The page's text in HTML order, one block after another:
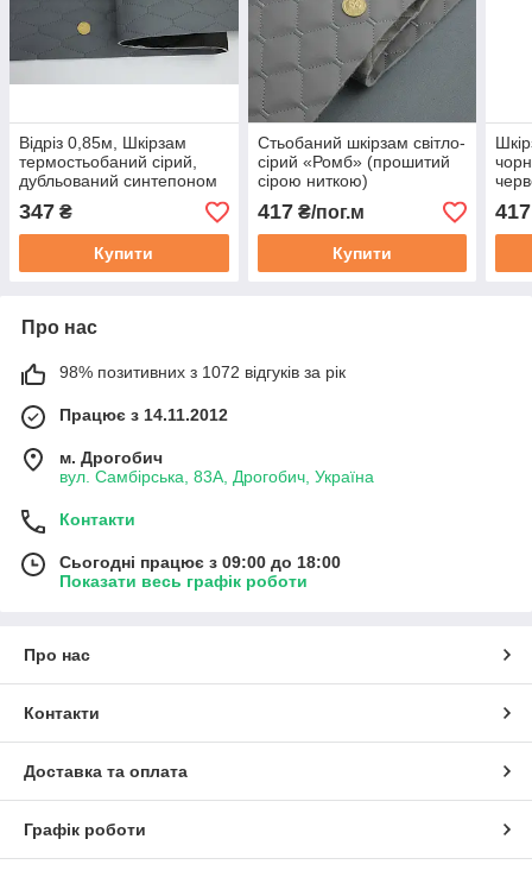
Відріз 0,85м, Шкірзам
термостьобаний сірий,
дубльований синтепоном
1,40 м
347 ₴
Купити
Стьобаний шкірзам світло-
сірий «Ромб» (прошитий
сірою ниткою)
дубльований синтепоном і
флізеліном, шир. 1,35 м
417₴/пог.м
Купити
та
417
Про нас
98% позитивних з 1072 відгуків за рік
Працює з 14.11.2012
м. Дрогобич
вул. Самбірська, 83А, Дрогобич, Україна
Контакти
Сьогодні працює з 09:00 до 18:00
Показати весь графік роботи
Про нас
Контакти
Доставка та оплата
Графік роботи